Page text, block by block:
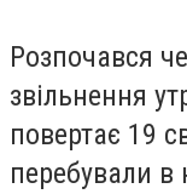
Розпочався
звільнення
повертає 19
перебували в